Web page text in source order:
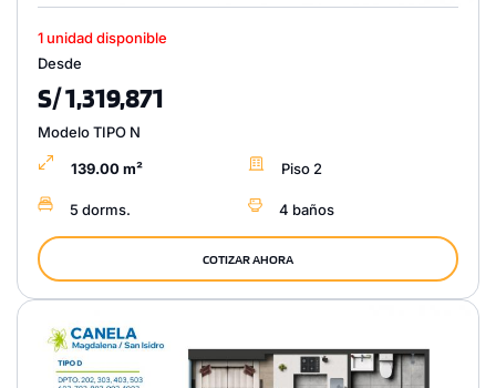
1 unidad disponible
Desde
S/ 1,319,871
Modelo TIPO N
139.00 m² Piso 2
5 dorms. 4 baños
COTIZAR AHORA